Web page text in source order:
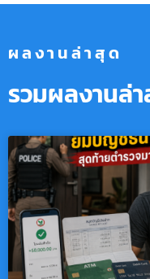
ผลงานล่าสุด
รวมผลงานล่